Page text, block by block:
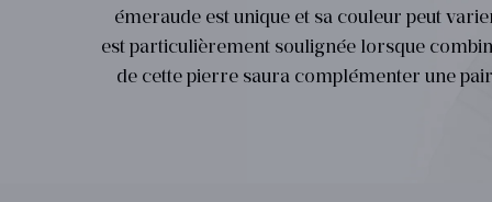
émeraude est unique et sa couleur peut
est particulièrement soulignée lorsque
de cette pierre saura complémenter une